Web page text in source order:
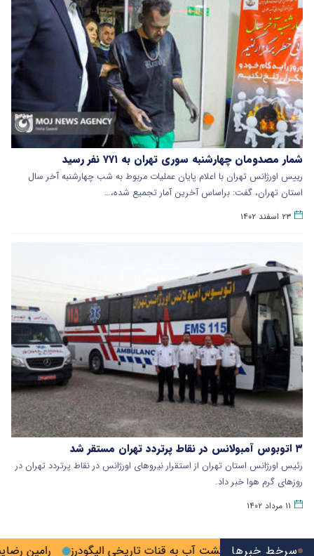
سرخط خبرها رامین رضاییان بازگشت آب به قنات تاریخی الیگودرز شد
شمار مصدومان چهارشنبه سوری تهران به ۷۷۱ نفر رسید
رییس اورژانس تهران با اعلام پایان عملیات مربوط به شب چهارشنبه آخر سال
استان تهران، گفت: براساس آخرین آمار تجمیع شده،…
۲۳ اسفند ۱۴۰۲
۳ اتوبوس آمبولانس در نقاط پرتردد تهران مستقر شد
رئیس اورژانس استان تهران از استقرار نیروهای اورژانس در نقاط پرتردد تهران در
روزهای گرم هوا خبر داد‌‌.
۱۱ مرداد ۱۴۰۲